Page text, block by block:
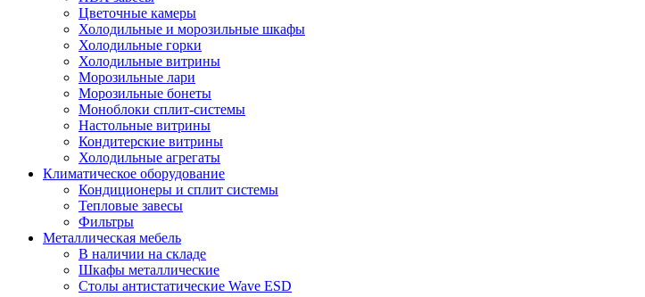
Цветочные камеры
Холодильные и морозильные шкафы
Холодильные горки
Холодильные витрины
Морозильные лари
Морозильные бонеты
Моноблоки сплит-системы
Настольные витрины
Кондитерские витрины
Холодильные агрегаты
Климатическое оборудование
Кондиционеры и сплит системы
Тепловые завесы
Фильтры
Металлическая мебель
В наличии на складе
Шкафы металлические
Столы антистатические Wave ESD